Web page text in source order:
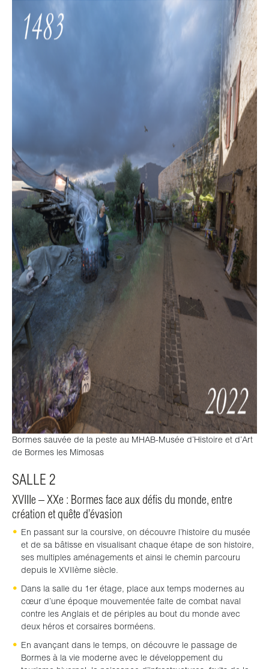
Bormes sauvée de la peste au MHAB-Musée d’Histoire et d’Art
de Bormes les Mimosas
SALLE 2
XVIIIe – XXe : Bormes face aux défis du monde, entre
création et quête d’évasion
En passant sur la coursive, on découvre l’histoire du musée
et de sa bâtisse en visualisant chaque étape de son histoire,
ses multiples aménagements et ainsi le chemin parcouru
depuis le XVIIème siècle.
Dans la salle du 1er étage, place aux temps modernes au
cœur d’une époque mouvementée faite de combat naval
contre les Anglais et de périples au bout du monde avec
deux héros et corsaires borméens.
En avançant dans le temps, on découvre le passage de
Bormes à la vie moderne avec le développement du